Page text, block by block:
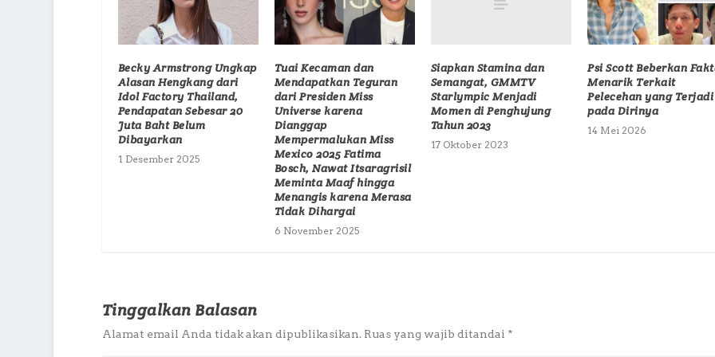
Becky Armstrong Ungkap
Alasan Hengkang dari
Idol Factory Thailand,
Pendapatan Sebesar 20
Juta Baht Belum
Dibayarkan
1 Desember 2025
Tuai Kecaman dan
Mendapatkan Teguran
dari Presiden Miss
Universe karena
Dianggap
Mempermalukan Miss
Mexico 2025 Fatima
Bosch, Nawat Itsaragrisil
Meminta Maaf hingga
Menangis karena Merasa
Tidak Dihargai
6 November 2025
Siapkan Stamina dan
Semangat, GMMTV
Starlympic Menjadi
Momen di Penghujung
Tahun 2023
17 Oktober 2023
Psi Scott Beberkan
Menarik Terkait
Pelecehan yang Terjadi
pada Dirinya
14 Mei 2026
Tinggalkan Balasan
Alamat email Anda tidak akan dipublikasikan. Ruas yang wajib ditandai *